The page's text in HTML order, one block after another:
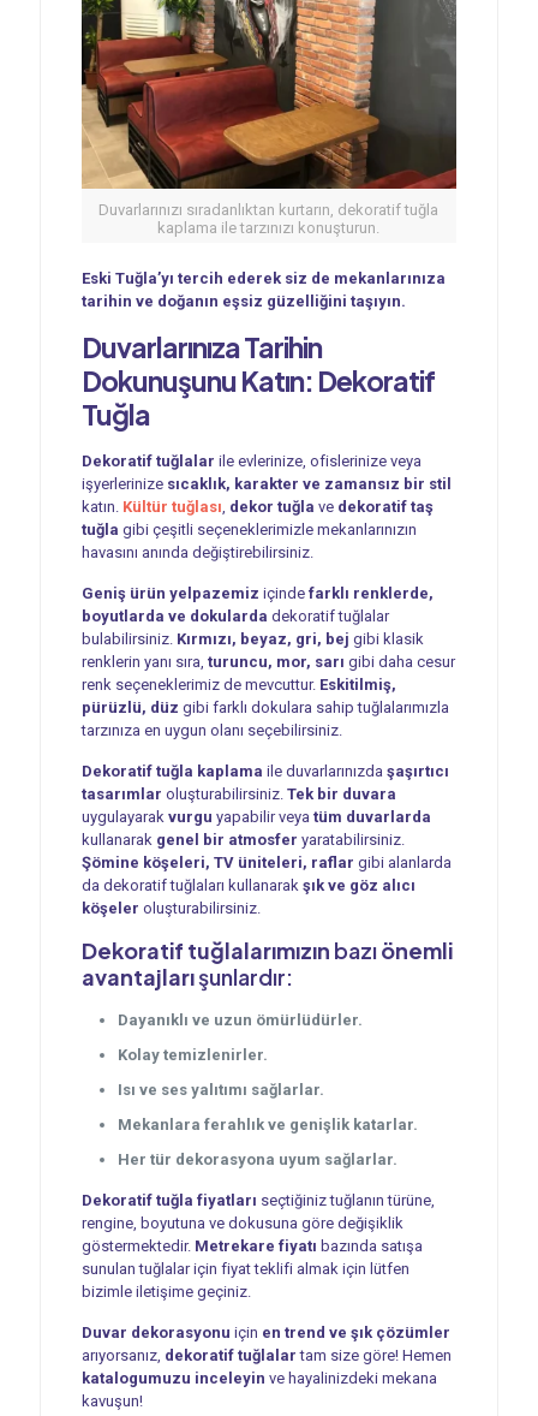
Duvarlarınızı sıradanlıktan kurtarın, dekoratif tuğla
kaplama ile tarzınızı konuşturun.
Eski Tuğla’yı tercih ederek siz de mekanlarınıza
tarihin ve doğanın eşsiz güzelliğini taşıyın.
Duvarlarınıza Tarihin
Dokunuşunu Katın: Dekoratif
Tuğla
Dekoratif tuğlalar ile evlerinize, ofislerinize veya
işyerlerinize sıcaklık, karakter ve zamansız bir stil
katın. Kültür tuğlası dekor tuğla ve dekoratif taş
tuğla gibi çeşitli seçeneklerimizle mekanlarınızın
havasını anında değiştirebilirsiniz.
Geniş ürün yelpazemiz içinde farklı renklerde,
boyutlarda ve dokularda dekoratif tuğlalar
bulabilirsiniz. Kırmızı, beyaz, gri, bej gibi klasik
renklerin yanı sıra, turuncu, mor, sarı gibi daha cesur
renk seçeneklerimiz de mevcuttur. Eskitilmiş,
pürüzlü, düz gibi farklı dokulara sahip tuğlalarımızla
tarzınıza en uygun olanı seçebilirsiniz.
Dekoratif tuğla kaplama ile duvarlarınızda şaşırtıcı
tasarımlar oluşturabilirsiniz. Tek bir duvara
uygulayarak vurgu yapabilir veya tüm duvarlarda
kullanarak genel bir atmosfer yaratabilirsiniz.
Şömine köşeleri, TV üniteleri, raflar gibi alanlarda
da dekoratif tuğlaları kullanarak şık ve göz alıcı
köşeler oluşturabilirsiniz.
Dekoratif tuğlalarımızın bazı önemli
avantajlarışunlardır:
Dayanıklı ve uzun ömürlüdürler.
Kolay temizlenirler.
Isı ve ses yalıtımı sağlarlar.
Mekanlara ferahlık ve genişlik katarlar.
Her tür dekorasyona uyum sağlarlar.
Dekoratif tuğla fiyatları seçtiğiniz tuğlanın türüne,
rengine, boyutuna ve dokusuna göre değişiklik
göstermektedir. Metrekare fiyatı bazında satışa
sunulan tuğlalar için fiyat teklifi almak için lütfen
bizimle iletişime geçiniz.
Duvar dekorasyonu için en trend ve şık çözümler
arıyorsanız, dekoratif tuğlalar tam size göre! Hemen
katalogumuzu inceleyin ve hayalinizdeki mekana
kavuşun!